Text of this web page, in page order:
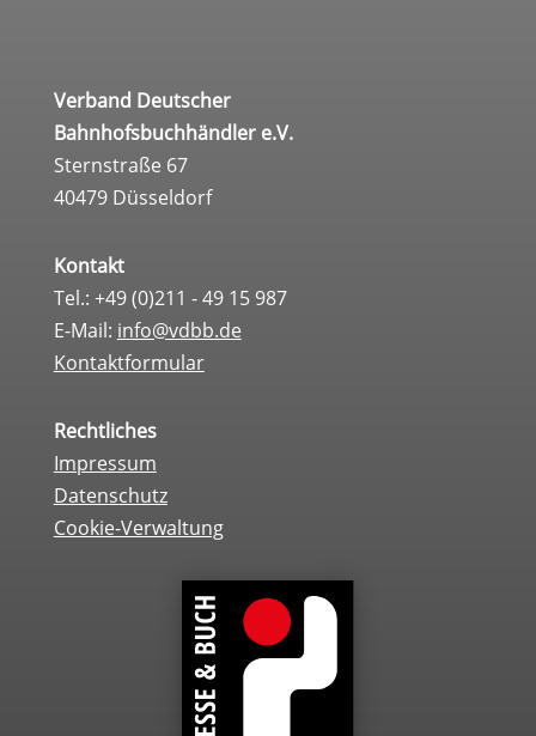
Verband Deutscher
Bahnhofsbuchhändler e.V.
Sternstraße 67
40479 Düsseldorf
Kontakt
Tel.: +49 (0)211 - 49 15 987
E-Mail: info@vdbb.de
Kontaktformular
Rechtliches
Impressum
Datenschutz
Cookie-Verwaltung